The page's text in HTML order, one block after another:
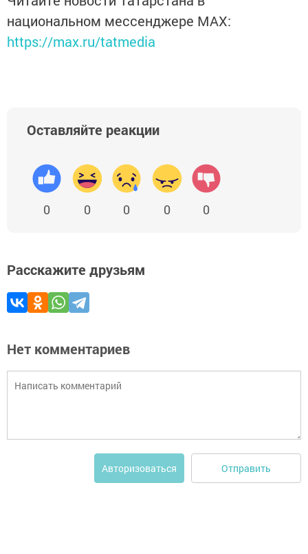
национальном мессенджере MАХ:
https://max.ru/tatmedia
Оставляйте реакции
0 0 0 0 0
Расскажите друзьям
Нет комментариев
Авторизоваться Отправить